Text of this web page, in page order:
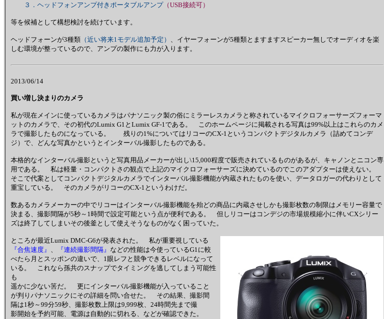
３．ヘッドフォンアンプ付きポータブルアンプ（USB接続可）
等を候補として構想検討を続けています。
ヘッドフォーンが3種類 （近い将来1モデル追加予定）
、イヤーフォーンが5種類とますますスピーカー無しでオーディオを楽
しむ環境が整っているので、アンプの製作にも力が入ります。
2013/06/14
買い増し決まりのカメラ
私が現在メインに使っているカメラはパナソニック製の俗にミラーレスカメラと称されているマイクロフォーサーズフォーマ
ットのカメラで、その初代のLumix G1とLumix GF-1である。 このホームページに掲載される写真は99%以上はこれらのカメ
ラで撮影したものになっている。 残りの1%についてはリコーのCX-1というコンパクトデジタルカメラ（詰めてコンデ
ジ）で、どんな写真かというとインターバル撮影したものである。
本格的なインターバル撮影というと写真用品メーカーが出し\15,000程度で販売されているものがあるが、キャノンとニコン専
用である。 私は軽量・コンパクトさの観点で上記のマイクロフォーサーズに決めているのでこのアダプターは使えない。
そこで代案としてコンパクトデジタルカメラでインターバル撮影機能が内蔵されたものを使い、データロガーの代わりとして
重宝している。 そのカメラがリコーのCX-1というわけだ。
数あるカメラメーカーの中でリコーはインターバル撮影機能を殆どの商品に内蔵させしかも撮影枚数の制限はメモリー容量で
決まる、撮影間隔が5秒～1時間で設定可能という点が便利である。 但しリコーはコンデジの市場規模縮小に伴いCXシリー
ズは終了してしまいその後釜として使えそうなものがなく困っていた。
ところが最近Lumix DMC-G6が発表された。 私が重要視している
『合焦速度』
『連続撮影間隔』 などの性能は今使っているG1に較
べたら月とスッポンの違いで、1眼レフと競争できるレベルになって
いる。 これなら孫共のスナップでタイミングを逃してしまう可能性
も
遥かに少ない筈だ。 更にインターバル撮影機能が入っていること
が判りパナソニックにその詳細を問い合せた。 その結果、撮影間
隔は1秒～99分59秒、撮影枚数上限は9,999枚、24時間先まで撮
影開始を予約可能、電源は自動的に切れる、などが確認できた。